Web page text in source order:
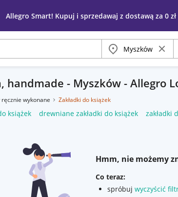
Allegro Smart! Kupuj i sprzedawaj z dostawą za 0 zł
Miasto
handmade - Myszków - Allegro
wykonane Zakładki do książek
książek drewniane zakładki do książek zakładki
Hmm, nie możemy
Co teraz:
spróbuj wyczyścić